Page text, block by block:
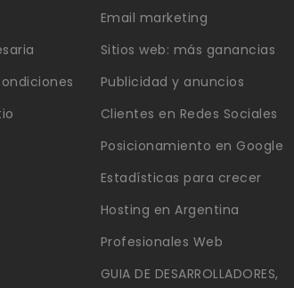
Email marketing
Sitios web: más ganancias
Publicidad y anuncios
Clientes en Redes Sociales
Posicionamiento en Google
Estadísticas para crecer
Hosting en Argentina
Profesionales Web
GUIA DE DESARROLLADORES,